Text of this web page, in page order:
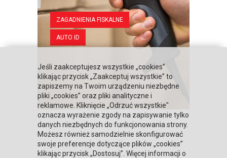
ZAGADNIENIA FISKALNE
AUTO ID
«‹ 1 2
Jeśli zaakceptujesz wszystkie „cookies”
klikając przycisk „Zaakceptuj wszystkie” to
zapiszemy na Twoim urządzeniu niezbędne
pliki „cookies” oraz pliki analityczne i
reklamowe. Kliknięcie „Odrzuć wszystkie"
oznacza wyrażenie zgody na zapisywanie tylko
danych niezbędnych do funkcjonowania strony.
Możesz również samodzielnie skonfigurować
swoje preferencje dotyczące plików „cookies”
klikając przycisk „Dostosuj”. Więcej informacji o